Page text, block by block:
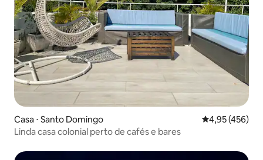
Casa ⋅ Santo Domingo 4,95 de uma
4,95 (456)
Linda casa colonial perto de cafés e bares